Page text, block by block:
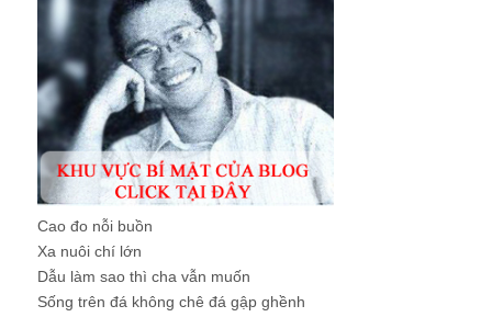
Cao đo nỗi buồn
Xa nuôi chí lớn
Dẫu làm sao thì cha vẫn muốn
Sống trên đá không chê đá gập ghềnh